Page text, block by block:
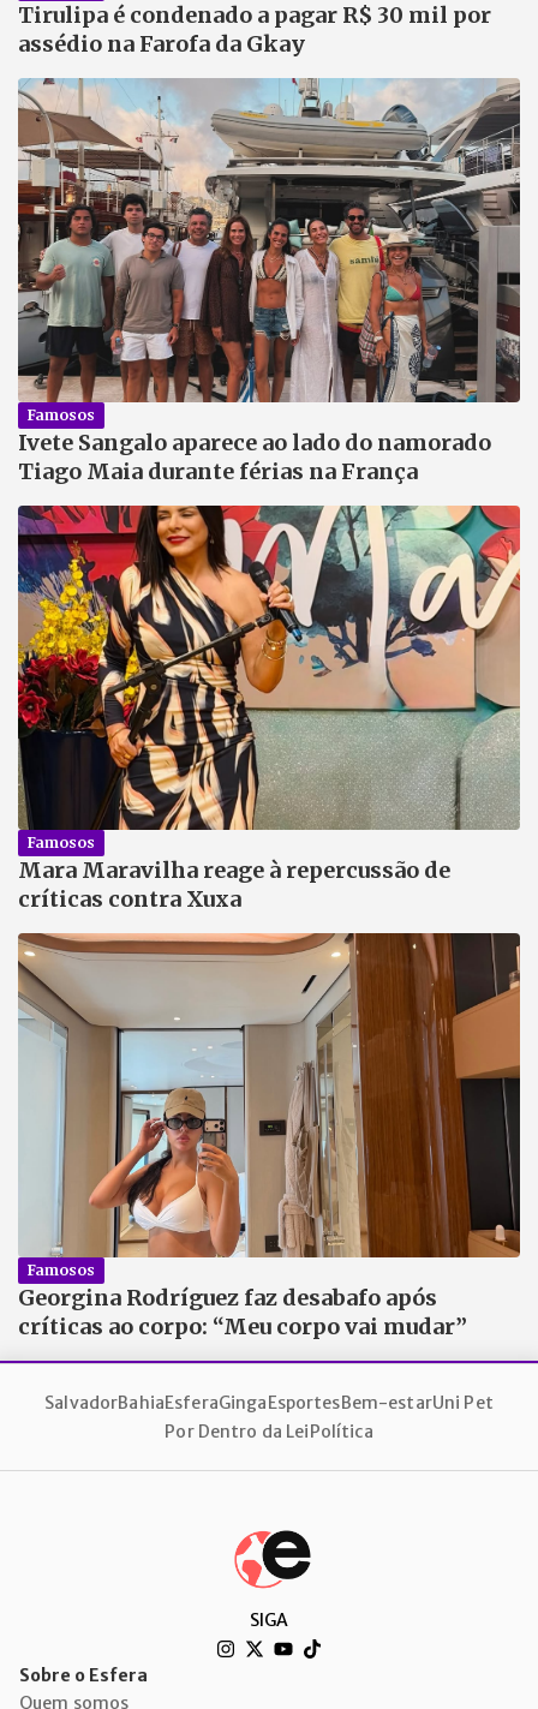
Tirulipa é condenado a pagar R$ 30 mil por
assédio na Farofa da Gkay
Famosos
Ivete Sangalo aparece ao lado do namorado
Tiago Maia durante férias na França
Famosos
Mara Maravilha reage à repercussão de
críticas contra Xuxa
Famosos
Georgina Rodríguez faz desabafo após
críticas ao corpo: “Meu corpo vai mudar”
SalvadorBahiaEsferaGinga EsportesBem-estarUni Pet
Por Dentro da Lei Política
SIGA
Sobre o Esfera
Quem somos